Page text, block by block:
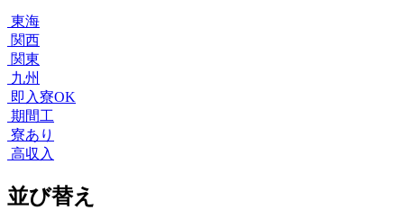
東海
関西
関東
九州
即入寮OK
期間工
寮あり
高収入
並び替え